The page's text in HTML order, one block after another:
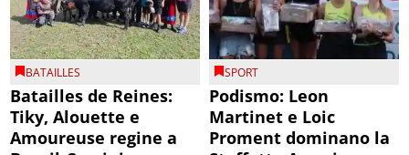
BATAILLES
Batailles de Reines:
Tiky, Alouette e
Amoureuse regine a
SPORT
Podismo: Leon
Martinet e Loic
Proment dominano la